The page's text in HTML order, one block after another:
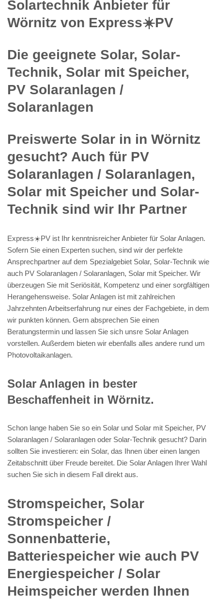
Solartechnik Anbieter für
Wörnitz von Express☀️PV️
Die geeignete Solar, Solar-
Technik, Solar mit Speicher,
PV Solaranlagen /
Solaranlagen
Preiswerte Solar in in Wörnitz
gesucht? Auch für PV
Solaranlagen / Solaranlagen,
Solar mit Speicher und Solar-
Technik sind wir Ihr Partner
Express☀️PV️ ist Ihr kenntnisreicher Anbieter für Solar Anlagen.
Sofern Sie einen Experten suchen, sind wir der perfekte
Ansprechpartner auf dem Spezialgebiet Solar, Solar-Technik wie
auch PV Solaranlagen / Solaranlagen, Solar mit Speicher. Wir
überzeugen Sie mit Seriösität, Kompetenz und einer sorgfältigen
Herangehensweise. Solar Anlagen ist mit zahlreichen
Jahrzehnten Arbeitserfahrung nur eines der Fachgebiete, in dem
wir punkten können. Gern absprechen Sie einen
Beratungstermin und lassen Sie sich unsre Solar Anlagen
vorstellen. Außerdem bieten wir ebenfalls alles andere rund um
Photovoltaikanlagen.
Solar Anlagen in bester
Beschaffenheit in Wörnitz.
Schon lange haben Sie so ein Solar und Solar mit Speicher, PV
Solaranlagen / Solaranlagen oder Solar-Technik gesucht? Darin
sollten Sie investieren: ein Solar, das Ihnen über einen langen
Zeitabschnitt über Freude bereitet. Die Solar Anlagen Ihrer Wahl
suchen Sie sich in diesem Fall direkt aus.
Stromspeicher, Solar
Stromspeicher /
Sonnenbatterie,
Batteriespeicher wie auch PV
Energiespeicher / Solar
Heimspeicher werden Ihnen